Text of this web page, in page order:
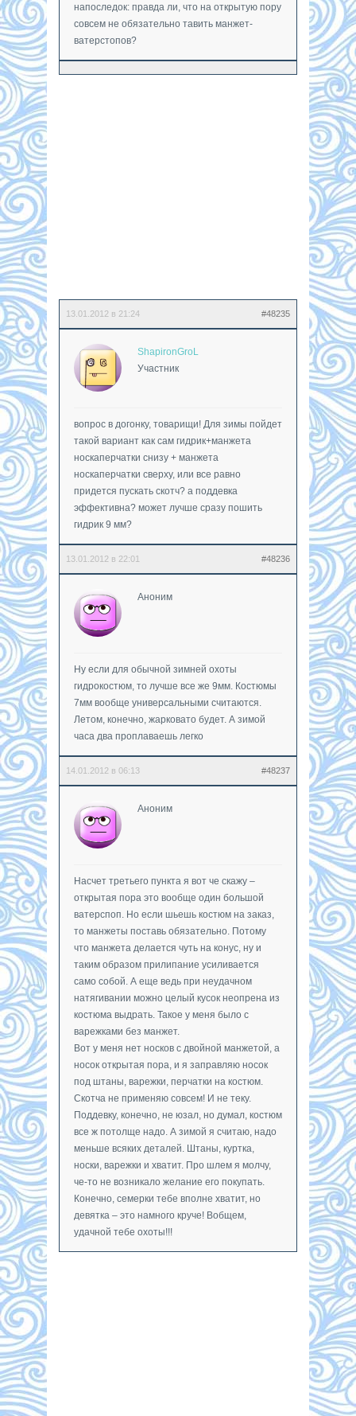
напоследок: правда ли, что на открытую пору
совсем не обязательно тавить манжет-
ватерстопов?
13.01.2012 в 21:24 #48235
ShapironGroL
Участник
вопрос в догонку, товарищи! Для зимы пойдет
такой вариант как сам гидрик+манжета
носкаперчатки снизу + манжета
носкаперчатки сверху, или все равно
придется пускать скотч? а поддевка
эффективна? может лучше сразу пошить
гидрик 9 мм?
13.01.2012 в 22:01 #48236
Аноним
Ну если для обычной зимней охоты
гидрокостюм, то лучше все же 9мм. Костюмы
7мм вообще универсальными считаются.
Летом, конечно, жарковато будет. А зимой
часа два проплаваешь легко
14.01.2012 в 06:13 #48237
Аноним
Насчет третьего пункта я вот че скажу –
открытая пора это вообще один большой
ватерспоп. Но если шьешь костюм на заказ,
то манжеты поставь обязательно. Потому
что манжета делается чуть на конус, ну и
таким образом прилипание усиливается
само собой. А еще ведь при неудачном
натягивании можно целый кусок неопрена из
костюма выдрать. Такое у меня было с
варежками без манжет.
Вот у меня нет носков с двойной манжетой, а
носок открытая пора, и я заправляю носок
под штаны, варежки, перчатки на костюм.
Скотча не применяю совсем! И не теку.
Поддевку, конечно, не юзал, но думал, костюм
все ж потолще надо. А зимой я считаю, надо
меньше всяких деталей. Штаны, куртка,
носки, варежки и хватит. Про шлем я молчу,
че-то не возникало желание его покупать.
Конечно, семерки тебе вполне хватит, но
девятка – это намного круче! Вобщем,
удачной тебе охоты!!!